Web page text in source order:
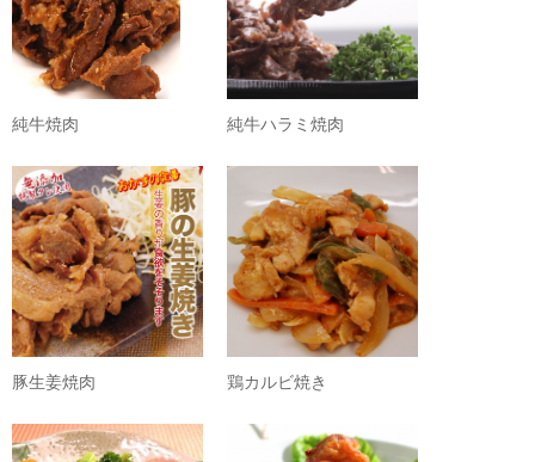
純牛焼肉 純牛ハラミ焼肉
豚生姜焼肉 鶏カルビ焼き